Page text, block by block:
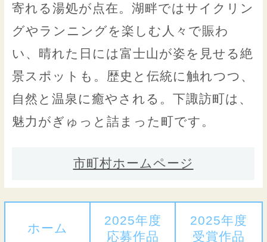
寄れる湯処が点在。湖畔ではサイクリン
グやランニングを楽しむ人々で賑わ
い、晴れた日には富士山が姿を見せる絶
景スポットも。歴史と伝統に触れつつ、
自然と温泉に癒やされる。下諏訪町は、
魅力がぎゅっと詰まった町です。
市町村ホームページ
ホーム
2025年度
応募作品
2025年度
受賞作品